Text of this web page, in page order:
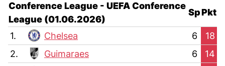
Conference League - UEFA Conference
League (01.06.2026)
SpPkt
1. Chelsea 6
18
2.
Guimaraes 6
14